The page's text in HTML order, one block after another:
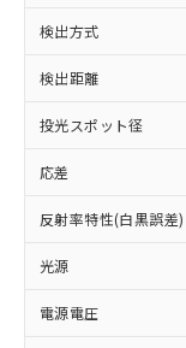
検出方式
検出距離
投光スポット径
応差
反射率特性(白黒誤差)
光源
電源電圧